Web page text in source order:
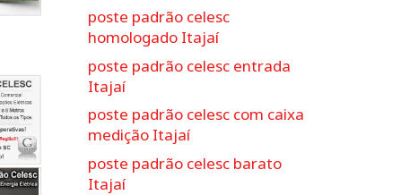
poste padrão celesc
homologado Itajaí
poste padrão celesc entrada
Itajaí
poste padrão celesc com caixa
medição Itajaí
poste padrão celesc barato
Itajaí